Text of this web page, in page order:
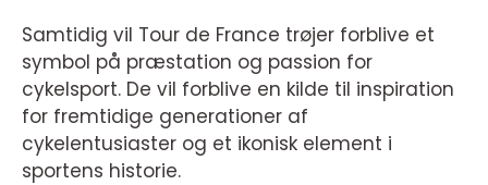
Samtidig vil Tour de France trøjer forblive et
symbol på præstation og passion for
cykelsport. De vil forblive en kilde til inspiration
for fremtidige generationer af
cykelentusiaster og et ikonisk element i
sportens historie.